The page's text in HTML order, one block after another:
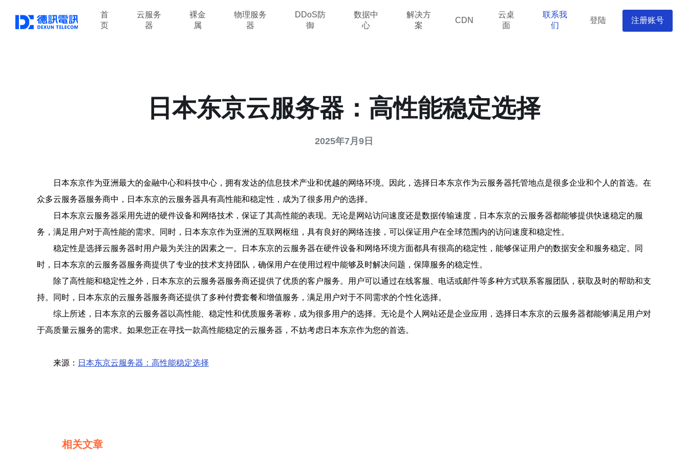
首
页
云服务
器
裸金
属
物理服务
器
DDoS防
御
数据中
心
解决方
案
CDN
云桌
面
联系我
们
登陆 注册账号
日本东京云服务器：高性能稳定选择
2025年7月9日
日本东京作为亚洲最大的金融中心和科技中心，拥有发达的信息技术产业和优越的网络环境。因此，选择日本东京作为云服务器托管地点是很多企业和个人的首选。在
众多云服务器服务商中，日本东京的云服务器具有高性能和稳定性，成为了很多用户的选择。
日本东京云服务器采用先进的硬件设备和网络技术，保证了其高性能的表现。无论是网站访问速度还是数据传输速度，日本东京的云服务器都能够提供快速稳定的服
务，满足用户对于高性能的需求。同时，日本东京作为亚洲的互联网枢纽，具有良好的网络连接，可以保证用户在全球范围内的访问速度和稳定性。
稳定性是选择云服务器时用户最为关注的因素之一。日本东京的云服务器在硬件设备和网络环境方面都具有很高的稳定性，能够保证用户的数据安全和服务稳定。同
时，日本东京的云服务器服务商提供了专业的技术支持团队，确保用户在使用过程中能够及时解决问题，保障服务的稳定性。
除了高性能和稳定性之外，日本东京的云服务器服务商还提供了优质的客户服务。用户可以通过在线客服、电话或邮件等多种方式联系客服团队，获取及时的帮助和支
持。同时，日本东京的云服务器服务商还提供了多种付费套餐和增值服务，满足用户对于不同需求的个性化选择。
综上所述，日本东京的云服务器以高性能、稳定性和优质服务著称，成为很多用户的选择。无论是个人网站还是企业应用，选择日本东京的云服务器都能够满足用户对
于高质量云服务的需求。如果您正在寻找一款高性能稳定的云服务器，不妨考虑日本东京作为您的首选。
来源： 日本东京云服务器：高性能稳定选择
相关文章